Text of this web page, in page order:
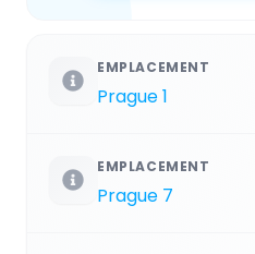
EMPLACEMENT
Prague 1
EMPLACEMENT
Prague 7